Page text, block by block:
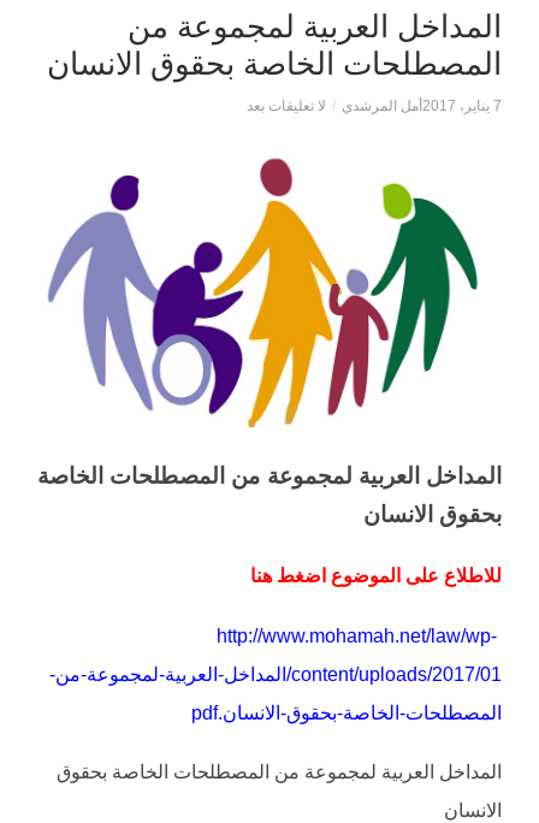
المداخل العربية لمجموعة من
المصطلحات الخاصة بحقوق الانسان
7 يناير، 2017 أمل المرشدي / لا تعليقات بعد
المداخل العربية لمجموعة من المصطلحات الخاصة
بحقوق الانسان
للاطلاع على الموضوع اضغط هنا
http://www.mohamah.net/law/wp-
content/uploads/2017/01/المداخل-العربية-لمجموعة-من-
المصطلحات-الخاصة-بحقوق-الانسان.pdf
المداخل العربية لمجموعة من المصطلحات الخاصة بحقوق
الانسان